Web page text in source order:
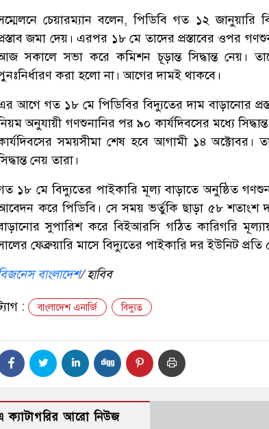
চেয়ারম্যান বলেন, পিডিবি গত ১২ জানুয়ারি
জমা দেয়। এরপর ১৮ মে তাদের প্রস্তাবের ওপর
সকালে সভা করে কমিশন চূড়ান্ত সিদ্ধান্ত নেয়।
করা হলো না। আগের দামই থাকবে।
আগে গত ১৮ মে পিডিবির বিদ্যুতের দাম বাড়ানোর
অনুযায়ী গণশুনানির পর ৯০ কার্যদিবসের মধ্যে
সময়সীমা শেষ হবে আগামী ১৪
নেয় তারা।
১৮ মে বিদ্যুতের পাইকারি মূল্য বাড়াতে অনুষ্ঠিত
করে পিডিবি। সে সময় ভর্তুকি ছাড়া ৫৮ শতাংশ
সুপারিশ করে বিইআরসি গঠিত কারিগরি
ফেব্রুয়ারি মাসে বিদ্যুতের পাইকারি দর ইউনিট
বাংলাদেশ/ হাবিব
: বাংলাদেশ এনার্জি বিদ্যুত
ক্যাটাগরির আরো নিউজ